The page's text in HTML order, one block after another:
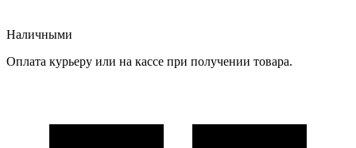
Наличными
Оплата курьеру или на кассе при получении товара.